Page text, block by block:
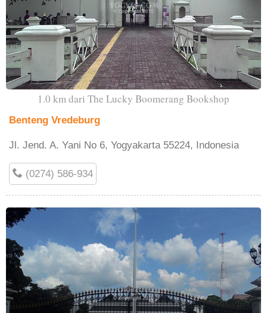
1.0 km dari The Lucky Boomerang Bookshop
Benteng Vredeburg
Jl. Jend. A. Yani No 6, Yogyakarta 55224, Indonesia
(0274) 586-934